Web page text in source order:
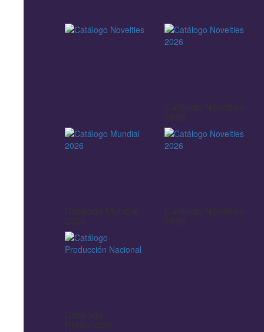
Catálogo Novelties
2026
Catálogo Mundial
2026
Catálogo Novelties
2026
Catálogo
Producción